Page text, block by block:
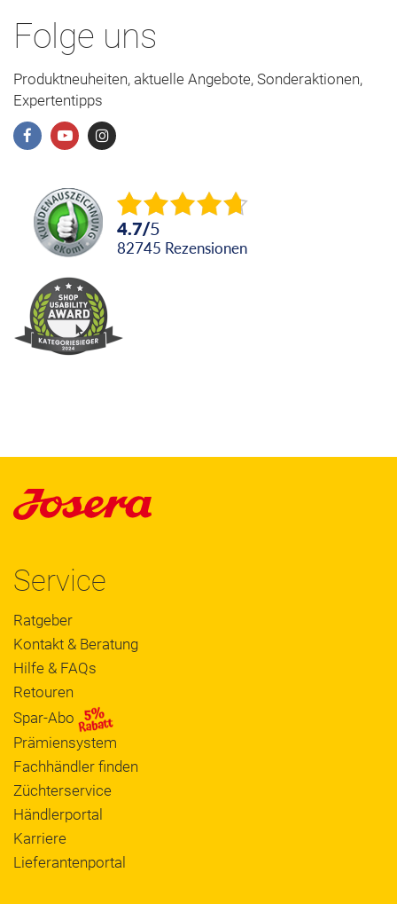
Folge uns
Produktneuheiten, aktuelle Angebote, Sonderaktionen,
Expertentipps
4.7/5
82745 Rezensionen
Service
Ratgeber
Kontakt & Beratung
Hilfe & FAQs
Retouren
Spar-Abo
Prämiensystem
Fachhändler finden
Züchterservice
Händlerportal
Karriere
Lieferantenportal